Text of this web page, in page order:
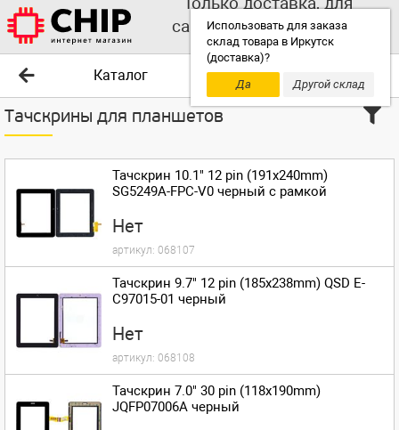
Использовать для заказа
склад товара в Иркутск
(доставка)?
Да
Другой склад
самовывоза выбирайте
другой склад!
Каталог
Тачскрины для планшетов
Тачскрин 10.1" 12 pin (191x240mm)
SG5249A-FPC-V0 черный с рамкой
Нет
артикул: 068107
Тачскрин 9.7" 12 pin (185x238mm) QSD E-
C97015-01 черный
Нет
артикул: 068108
Тачскрин 7.0" 30 pin (118x190mm)
JQFP07006A черный